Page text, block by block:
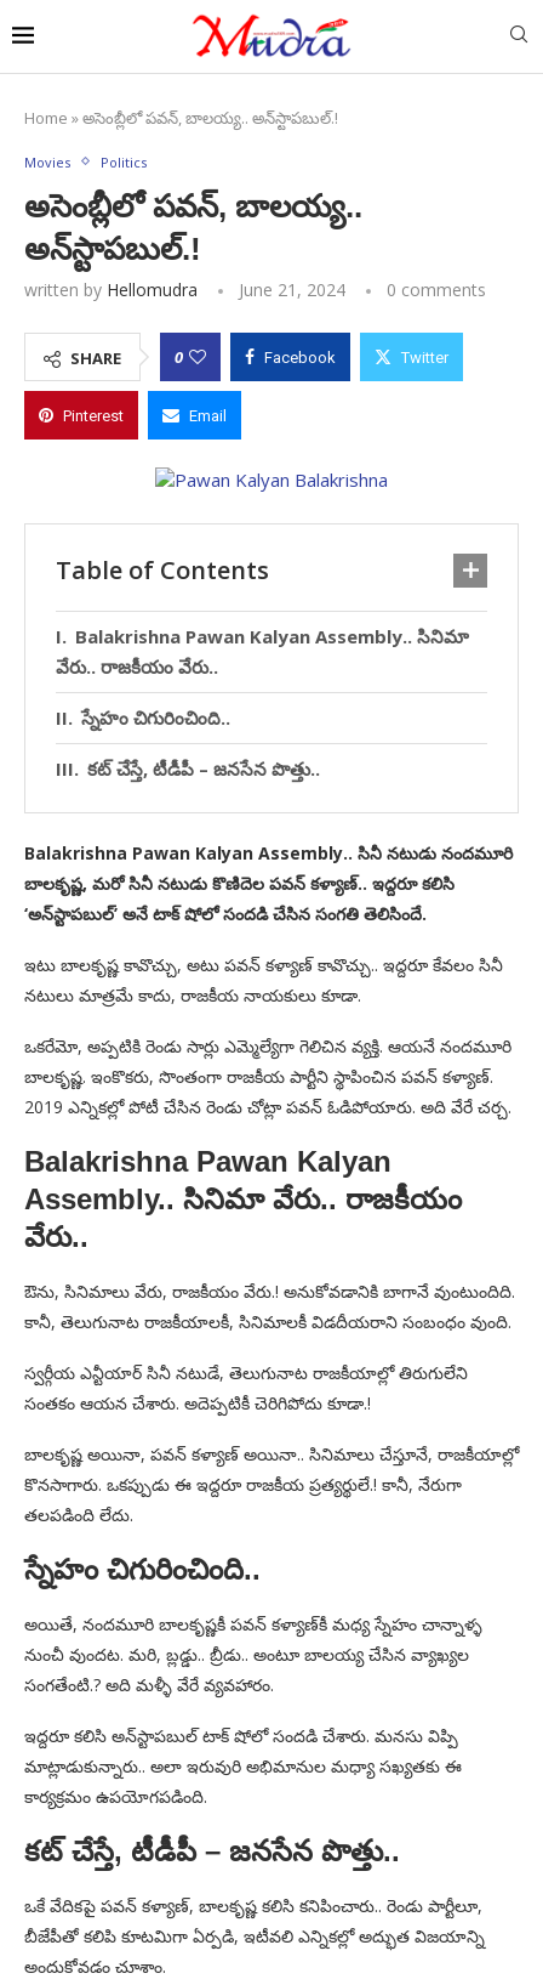
Home »అసెంబ్లీలో పవన్, బాలయ్య.. అన్‌స్టాపబుల్.!
Movies Politics
అసెంబ్లీలో పవన్, బాలయ్య..
అన్‌స్టాపబుల్.!
written by Hellomudra June 21, 2024 0 comments
SHARE 0 Facebook Twitter
Pinterest Email
Table of Contents
Balakrishna Pawan Kalyan Assembly.. సినిమా
వేరు.. రాజకీయం వేరు..
స్నేహం చిగురించింది..
కట్ చేస్తే, టీడీపీ – జనసేన పొత్తు..
Balakrishna Pawan Kalyan Assembly.. సినీ నటుడు నందమూరి
బాలకృష్ణ, మరో సినీ నటుడు కొణిదెల పవన్ కళ్యాణ్.. ఇద్దరూ కలిసి
‘అన్‌స్టాపబుల్’ అనే టాక్ షోలో సందడి చేసిన సంగతి తెలిసిందే.
ఇటు బాలకృష్ణ కావొచ్చు, అటు పవన్ కళ్యాణ్ కావొచ్చు.. ఇద్దరూ కేవలం సినీ
నటులు మాత్రమే కాదు, రాజకీయ నాయకులు కూడా.
ఒకరేమో, అప్పటికి రెండు సార్లు ఎమ్మెల్యేగా గెలిచిన వ్యక్తి. ఆయనే నందమూరి
బాలకృష్ణ. ఇంకొకరు, సొంతంగా రాజకీయ పార్టీని స్థాపించిన పవన్ కళ్యాణ్.
2019 ఎన్నికల్లో పోటీ చేసిన రెండు చోట్లా పవన్ ఓడిపోయారు. అది వేరే చర్చ.
Balakrishna Pawan Kalyan
Assembly.. సినిమా వేరు.. రాజకీయం
వేరు..
ఔను, సినిమాలు వేరు, రాజకీయం వేరు.! అనుకోవడానికి బాగానే వుంటుందిది.
కానీ, తెలుగునాట రాజకీయాలకీ, సినిమాలకీ విడదీయరాని సంబంధం వుంది.
స్వర్గీయ ఎన్టీయార్ సినీ నటుడే, తెలుగునాట రాజకీయాల్లో తిరుగులేని
సంతకం ఆయన చేశారు. అదెప్పటికీ చెరిగిపోదు కూడా.!
బాలకృష్ణ అయినా, పవన్ కళ్యాణ్ అయినా.. సినిమాలు చేస్తూనే, రాజకీయాల్లో
కొనసాగారు. ఒకప్పుడు ఈ ఇద్దరూ రాజకీయ ప్రత్యర్థులే.! కానీ, నేరుగా
తలపడింది లేదు.
స్నేహం చిగురించింది..
అయితే, నందమూరి బాలకృష్ణకీ పవన్ కళ్యాణ్‌కీ మధ్య స్నేహం చాన్నాళ్ళ
నుంచీ వుందట. మరి, బ్లడ్డు.. బ్రీడు.. అంటూ బాలయ్య చేసిన వ్యాఖ్యల
సంగతేంటి.? అది మళ్ళీ వేరే వ్యవహారం.
ఇద్దరూ కలిసి అన్‌స్టాపబుల్ టాక్ షోలో సందడి చేశారు. మనసు విప్పి
మాట్లాడుకున్నారు.. అలా ఇరువురి అభిమానుల మధ్యా సఖ్యతకు ఈ
కార్యక్రమం ఉపయోగపడింది.
కట్ చేస్తే, టీడీపీ – జనసేన పొత్తు..
ఒకే వేదికపై పవన్ కళ్యాణ్, బాలకృష్ణ కలిసి కనిపించారు.. రెండు పార్టీలూ,
బీజేపీతో కలిపి కూటమిగా ఏర్పడి, ఇటీవలి ఎన్నికల్లో అద్భుత విజయాన్ని
అందుకోవడం చూశాం.